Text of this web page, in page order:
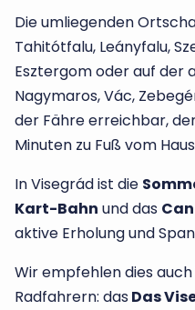
Die umliegenden
Tahitótfalu, Leányfalu,
Esztergom oder auf der
Nagymaros, Vác,
der Fähre erreichbar,
Minuten zu Fuß vom
In Visegrád ist die
Kart-Bahn und das
aktive Erholung und
Wir empfehlen dies
Radfahrern: dasDas